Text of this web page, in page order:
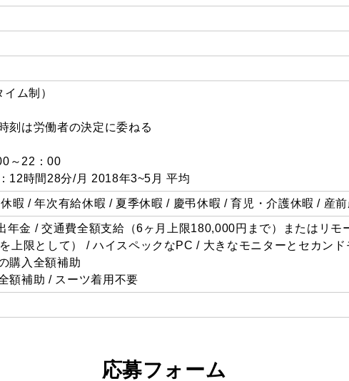
ム制）
刻は労働者の決定に委ねる
～22：00
12時間28分/月 2018年3~5月 平均
暇 / 年次有給休暇 / 夏季休暇 / 慶弔休暇 / 育児・介護休暇 / 産
年金 / 交通費全額支給（6ヶ月上限180,000円まで）またはリモ
上限として） / ハイスペックなPC / 大きなモニターとセカン
購入全額補助
額補助 / スーツ着用不要
応募フォーム